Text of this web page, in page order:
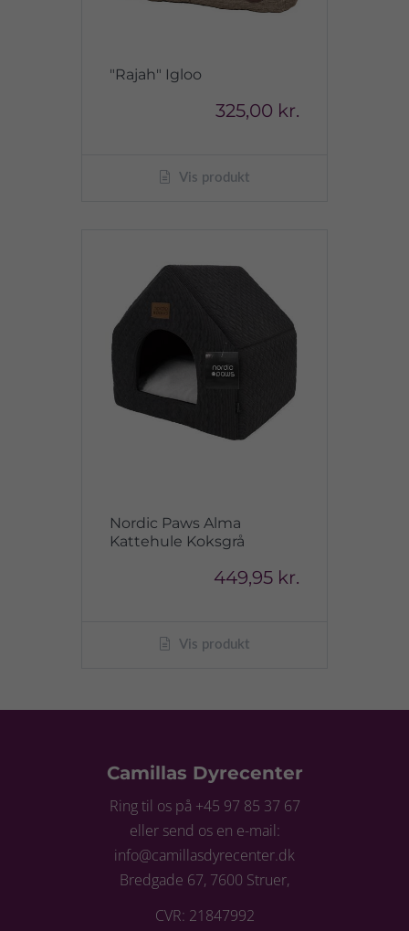
"Rajah" Igloo
325,00 kr.
Vis produkt
Nordic Paws Alma
Kattehule Koksgrå
449,95 kr.
Vis produkt
Camillas Dyrecenter
Ring til os på +45 97 85 37 67
eller send os en e-mail:
info@camillasdyrecenter.dk
Bredgade 67, 7600 Struer,
CVR: 21847992